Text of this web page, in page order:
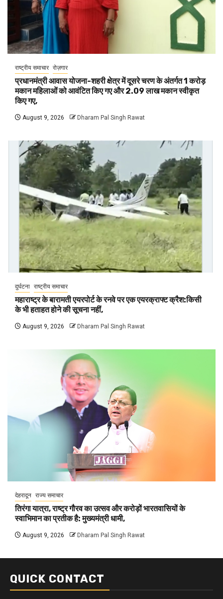
राष्ट्रीय समाचार रोज़गार
प्रधानमंत्री आवास योजना-शहरी क्षेत्र में दूसरे चरण के अंतर्गत 1 करोड़
मकान महिलाओं को आवंटित किए गए और 2.09 लाख मकान स्वीकृत
किए गए,
August 9, 2026 Dharam Pal Singh Rawat
दुर्घटना राष्ट्रीय समाचार
महाराष्ट्र के बारामती एयरपोर्ट के रनवे पर एक एयरक्राफ्ट क्रैश:किसी
के भी हताहत होने की सूचना नहीं,
August 9, 2026 Dharam Pal Singh Rawat
देहरादून राज्य समाचार
तिरंगा यात्रा, राष्ट्र गौरव का उत्सव और करोड़ों भारतवासियों के
स्वाभिमान का प्रतीक है: मुख्यमंत्री धामी,
August 9, 2026 Dharam Pal Singh Rawat
QUICK CONTACT